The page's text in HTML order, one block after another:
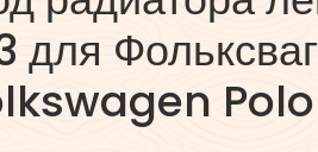
для
Polo